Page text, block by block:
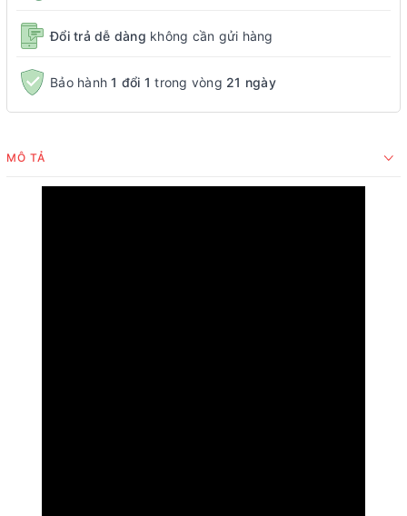
Đổi trả dễ dàng không cần gửi hàng
Bảo hành1 đổi 1 trong vòng 21 ngày
MÔ TẢ